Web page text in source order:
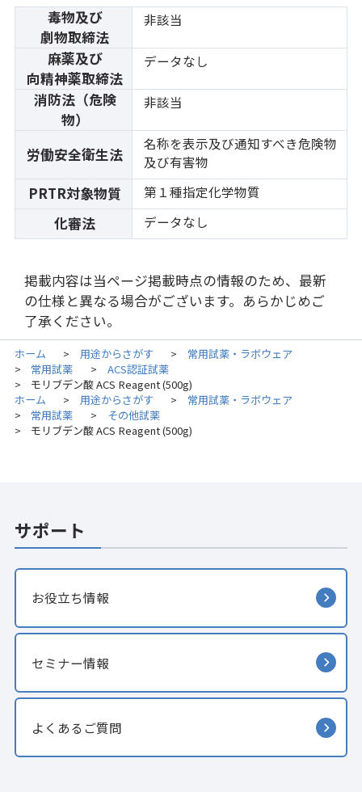
毒物及び
劇物取締法
非該当
麻薬及び
向精神薬取締法
データなし
消防法（危険
物）
非該当
労働安全衛生法
名称を表示及び通知すべき危険物
及び有害物
PRTR対象物質 第１種指定化学物質
化審法 データなし
掲載内容は当ページ掲載時点の情報のため、最新
の仕様と異なる場合がございます。あらかじめご
了承ください。
ホーム > 用途からさがす > 常用試薬・ラボウェア
> 常用試薬 > ACS認証試薬
>
モリブデン酸 ACS Reagent (500g)
ホーム
> 用途からさがす > 常用試薬・ラボウェア
> 常用試薬 > その他試薬
> モリブデン酸 ACS Reagent (500g)
サポート
お役立ち情報
セミナー情報
よくあるご質問